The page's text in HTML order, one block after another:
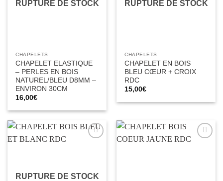
RUPTURE DE STOCK
CHAPELETS
CHAPELET ELASTIQUE
– PERLES EN BOIS
NATUREL/BLEU D8MM –
ENVIRON 30CM
16,00€
RUPTURE DE STOCK
CHAPELETS
CHAPELET EN BOIS
BLEU CŒUR + CROIX
RDC
15,00€
RUPTURE DE STOCK